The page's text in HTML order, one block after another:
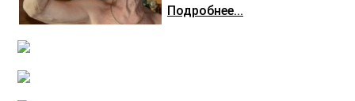
Подробнее...